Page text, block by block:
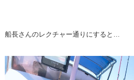
船長さんのレクチャー通りにすると…